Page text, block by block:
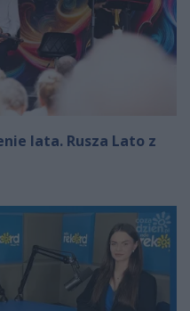
lata. Rusza Lato z